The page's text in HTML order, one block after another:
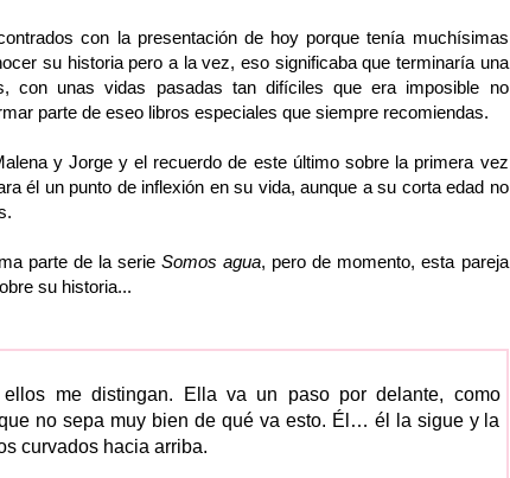
con la presentación de hoy porque tenía muchísimas
su historia pero a la vez, eso significaba que terminaría una
con unas vidas pasadas tan difíciles que era imposible no
parte de eseo libros especiales que siempre recomiendas.
y Jorge y el recuerdo de este último sobre la primera vez
él un punto de inflexión en su vida, aunque a su corta edad no
parte de la serieSomos agua, pero de momento, esta pareja
su historia...
me distingan. Ella va un paso por delante, como
no sepa muy bien de qué va esto. Él… él la sigue y la
curvados hacia arriba.